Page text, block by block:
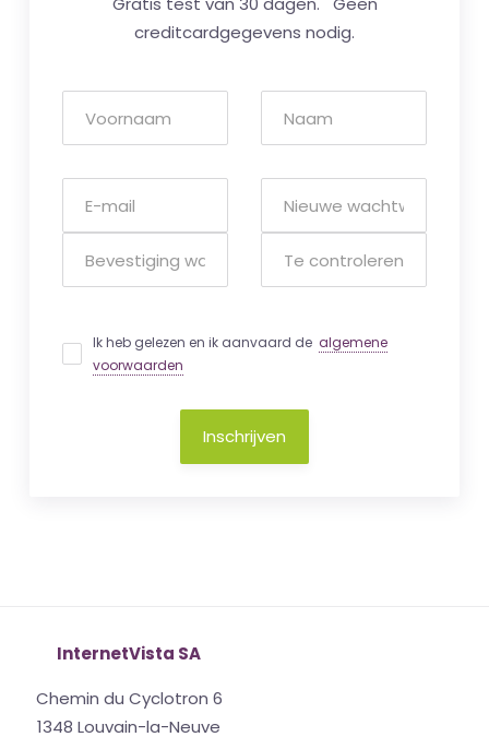
creditcardgegevens nodig.
Ik heb gelezen en ik aanvaard de algemene
voorwaarden
Inschrijven
InternetVista SA
Chemin du Cyclotron 6
1348 Louvain-la-Neuve